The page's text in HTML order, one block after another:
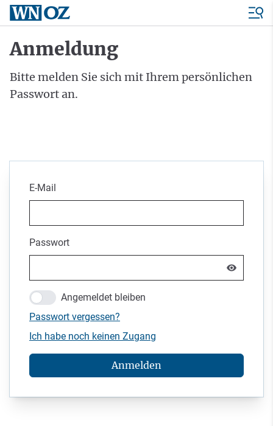
Anmeldung
Bitte melden Sie sich mit Ihrem persönlichen
Passwort an.
E-Mail
Passwort
Angemeldet bleiben
Passwort vergessen?
Ich habe noch keinen Zugang
Anmelden